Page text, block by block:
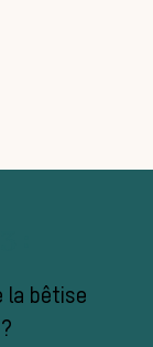
la bêtise